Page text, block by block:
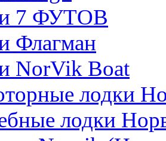
7 ФУТОВ
Флагман
NorVik Boat
лодки
лодки